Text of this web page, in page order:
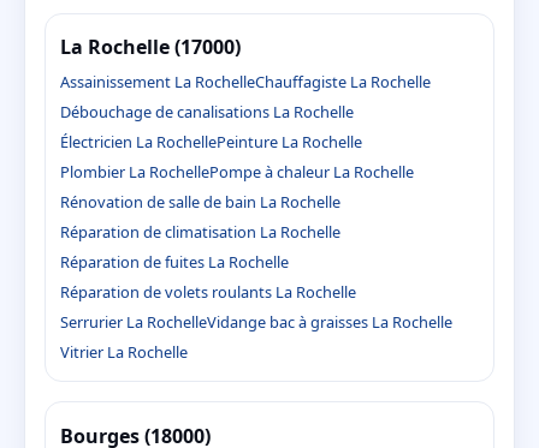
La Rochelle (17000)
Assainissement La RochelleChauffagiste La Rochelle
Débouchage de canalisations La Rochelle
Électricien La RochellePeinture La Rochelle
Plombier La RochellePompe à chaleur La Rochelle
Rénovation de salle de bain La Rochelle
Réparation de climatisation La Rochelle
Réparation de fuites La Rochelle
Réparation de volets roulants La Rochelle
Serrurier La RochelleVidange bac à graisses La Rochelle
Vitrier La Rochelle
Bourges (18000)